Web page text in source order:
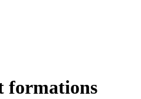
formations